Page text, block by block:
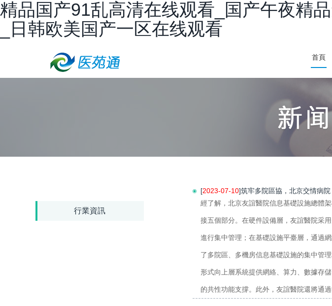
精品国产91乱高清在线观看_国产午夜精
_日韩欧美国产一区在线观看
首頁
行業資訊
[2023-07-10]筑牢多院區協，北京交情病
經了解，北京友誼醫院信息基礎設施總體
接五個部分。在硬件設備層，友誼醫院采
進行集中管理；在基礎設施平臺層，通過
了多院區、多機房信息基礎設施的集中管
形式向上層系統提供網絡、算力、數據存
的共性功能支撐。此外，友誼醫院還將通